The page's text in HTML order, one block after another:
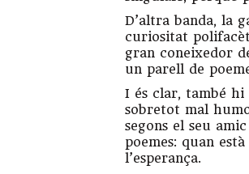
D’altra banda, la
curiositat
gran coneixedor
un parell de
I és clar, també hi
sobretot mal
segons el seu
poemes: quan
l’esperança.